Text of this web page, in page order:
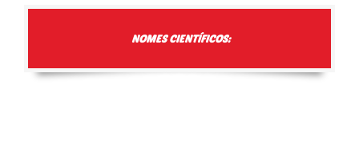
NOMES CIENTÍFICOS: